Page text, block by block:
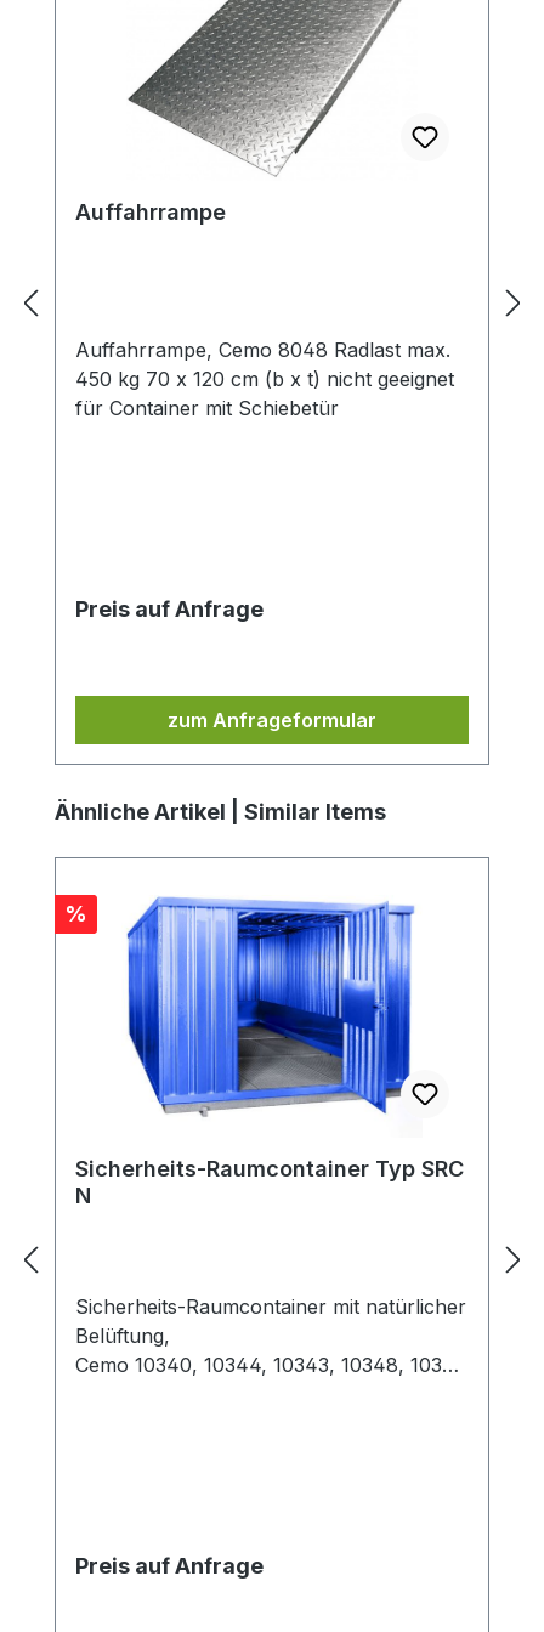
Auffahrrampe
Auffahrrampe, Cemo 8048 Radlast max.
450 kg 70 x 120 cm (b x t) nicht geeignet
für Container mit Schiebetür
Preis auf Anfrage
zum Anfrageformular
Produktgalerie überspringen
Ähnliche Artikel | Similar Items
Rabatt
%
Sicherheits-Raumcontainer Typ SRC
N
Sicherheits-Raumcontainer mit natürlicher
Belüftung,
Cemo 10340, 10344, 10343, 10348, 10347
natürlicher Belüftung durch
Preis auf Anfrage